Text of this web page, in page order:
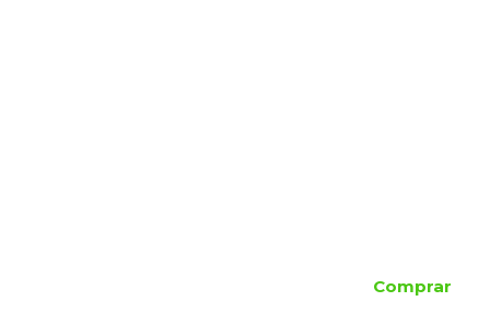
Comprar